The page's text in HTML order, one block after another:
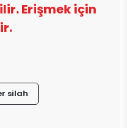
Erişmek için
silah